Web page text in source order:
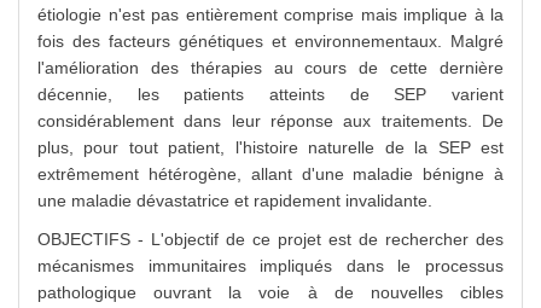
étiologie n'est pas entièrement comprise mais implique à la
fois des facteurs génétiques et environnementaux. Malgré
l'amélioration des thérapies au cours de cette dernière
décennie, les patients atteints de SEP varient
considérablement dans leur réponse aux traitements. De
plus, pour tout patient, l'histoire naturelle de la SEP est
extrêmement hétérogène, allant d'une maladie bénigne à
une maladie dévastatrice et rapidement invalidante.
OBJECTIFS - L'objectif de ce projet est de rechercher des
mécanismes immunitaires impliqués dans le processus
pathologique ouvrant la voie à de nouvelles cibles